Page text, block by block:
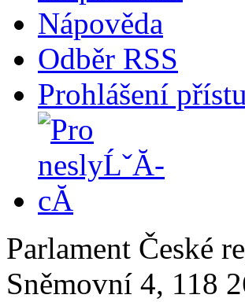
Nápověda
Odběr RSS
Prohlášení
Parlament České
Sněmovní 4, 118